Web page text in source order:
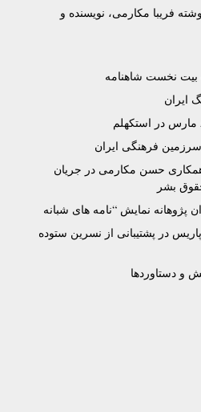
فريبا مکارمی، نویسنده و
بیت نخست شاهنامه
ایران
فرهنگی ایران
همکاری حسن مکارمی در جريان
بشر
پژوهانه نمایش “نامه های شبانه
در پشتیبانی از نسرین ستوده
و دستاوردها